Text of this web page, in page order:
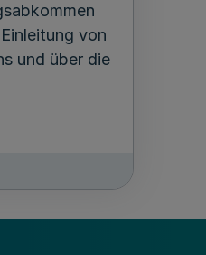
von
und über die